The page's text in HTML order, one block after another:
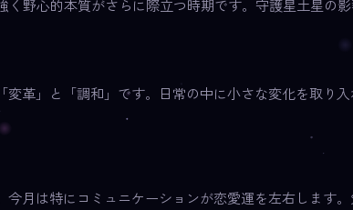
く野心的本質がさらに際立つ時期です。守護星土星の
革」と「調和」です。日常の中に小さな変化を取り
月は特にコミュニケーションが恋愛運を左右します